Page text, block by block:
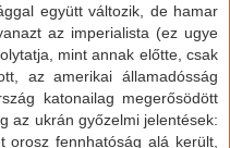
együtt változik, de hamar
az imperialista (ez ugye
mint annak előtte, csak
az amerikai államadósság
katonailag megerősödött
az ukrán győzelmi jelentések:
orosz fennhatóság alá került,